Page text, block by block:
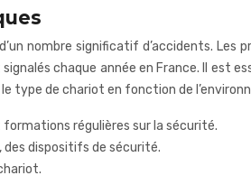
nombre significatif d’accidents.
chaque année en France. Il est
type de chariot en fonction de
régulières sur la sécurité.
des dispositifs de sécurité.